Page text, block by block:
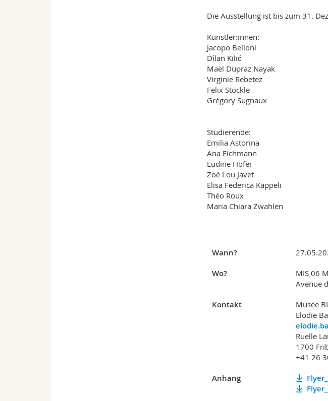
Die Ausstellung ist bis zum 31.
Künstler:innen:
Jacopo Belloni
Dîlan Kilić
Maël Dupraz Nayak
Virginie Rebetez
Felix Stöckle
Grégory Sugnaux
Studierende:
Emilia Astorina
Ana Eichmann
Ludine Hofer
Zoé Lou Javet
Elisa Federica Käppeli
Théo Roux
Maria Chiara Zwahlen
Wann?
Wo?
MIS 06
Avenue
Kontakt
Musée
Elodie
Ruelle
1700
+41 26
Anhang